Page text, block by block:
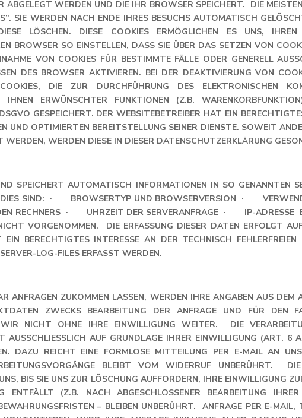
ABGELEGT WERDEN UND DIE IHR BROWSER SPEICHERT. DIE
SIE WERDEN NACH ENDE IHRES BESUCHS AUTOMATISCH
LÖSCHEN. DIESE COOKIES ERMÖGLICHEN ES UNS,
BROWSER SO EINSTELLEN, DASS SIE ÜBER DAS SETZEN VON
VON COOKIES FÜR BESTIMMTE FÄLLE ODER GENERELL
DES BROWSER AKTIVIEREN. BEI DER DEAKTIVIERUNG VON
DIE ZUR DURCHFÜHRUNG DES ELEKTRONISCHEN
ERWÜNSCHTER FUNKTIONEN (Z.B. WARENKORBFUNKTION)
GESPEICHERT. DER WEBSITEBETREIBER HAT EIN BERECHTIGTES
OPTIMIERTEN BEREITSTELLUNG SEINER DIENSTE. SOWEIT
WERDEN DIESE IN DIESER DATENSCHUTZERKLÄRUNG
SPEICHERT AUTOMATISCH INFORMATIONEN IN SO GENANNTEN
DIES SIND: · BROWSERTYP UND BROWSERVERSION ·
RECHNERS · UHRZEIT DER SERVERANFRAGE · IP-ADRESSE
VORGENOMMEN. DIE ERFASSUNG DIESER DATEN ERFOLGT
BERECHTIGTES INTERESSE AN DER TECHNISCH
LOG-FILES ERFASST WERDEN.
ANFRAGEN ZUKOMMEN LASSEN, WERDEN IHRE ANGABEN AUS DEM
ZWECKS BEARBEITUNG DER ANFRAGE UND FÜR DEN
WIR NICHT OHNE IHRE EINWILLIGUNG WEITER. DIE
AUSSCHLIESSLICH AUF GRUNDLAGE IHRER EINWILLIGUNG (ART. 6
DAZU REICHT EINE FORMLOSE MITTEILUNG PER E-MAIL AN UNS.
BLEIBT VOM WIDERRUF UNBERÜHRT. DIE
BIS SIE UNS ZUR LÖSCHUNG AUFFORDERN, IHRE EINWILLIGUNG ZUR
(Z.B. NACH ABGESCHLOSSENER BEARBEITUNG IHRER
– BLEIBEN UNBERÜHRT. ANFRAGE PER E-MAIL,